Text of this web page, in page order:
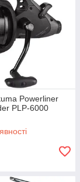
Powerliner
PLP-6000